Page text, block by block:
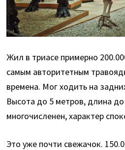
Жил в триасе примерно
самым авторитетным
времена. Мог ходить на
Высота до 5 метров, длина
многочисленен, характер
Это уже почти свежачок.